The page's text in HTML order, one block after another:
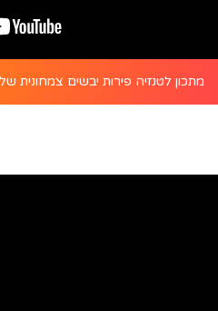
מתכון לטנזיה פירות יבשים צמחונית